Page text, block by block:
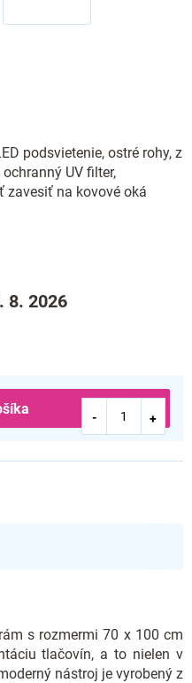
podsvietenie, ostré rohy, z
UV filter,
zavesiť na kovové oká
8. 2026
s rozmermi 70 x 100 cm
tlačovín, a to nielen v
nástroj je vyrobený z